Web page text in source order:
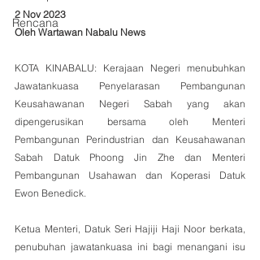
Rencana
2 Nov 2023
Oleh Wartawan Nabalu News
KOTA KINABALU: Kerajaan Negeri menubuhkan
Jawatankuasa Penyelarasan Pembangunan
Keusahawanan Negeri Sabah yang akan
dipengerusikan bersama oleh Menteri
Pembangunan Perindustrian dan Keusahawanan
Sabah Datuk Phoong Jin Zhe dan Menteri
Pembangunan Usahawan dan Koperasi Datuk
Ewon Benedick.
Ketua Menteri, Datuk Seri Hajiji Haji Noor berkata,
penubuhan jawatankuasa ini bagi menangani isu